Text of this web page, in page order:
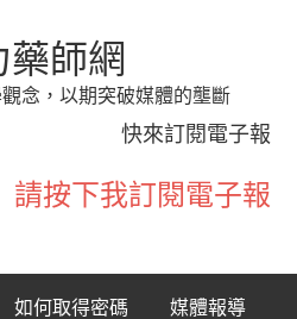
藥師網
念，以期突破媒體的壟斷
快來訂閱電子報
請按下我訂閱電子報
如何取得密碼 媒體報導